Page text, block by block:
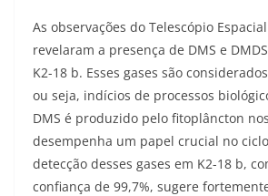
As observações do Telescópio
revelaram a presença de DMS e
K2-18 b. Esses gases são
ou seja, indícios de processos
DMS é produzido pelo fitoplâncton
desempenha um papel crucial no
detecção desses gases em K2-18 b,
confiança de 99,7%, sugere